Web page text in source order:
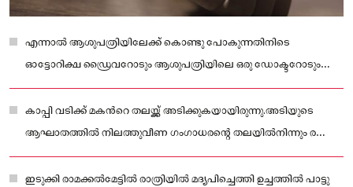
എന്നാൽ ആശുപത്രിയിലേക്ക് കൊണ്ടു പോകുന്നതിനിടെ
ഓട്ടോറിക്ഷ ഡ്രൈവറോടും ആശുപത്രിയിലെ ഒരു ഡോക്ടറോടും
താൻ വടിയെടുത്ത് അടിച്ചിരുന്നതായി പറഞ്ഞതാണ്
നിർണായകമായ
കാപ്പി വടിക്ക് മകന്‍റെ തലയ്ക്ക് അടിക്കുകയായിരുന്നു.അടിയുടെ
ആഘാതത്തിൽ നിലത്തുവീണ ഗംഗാധരന്റെ തലയിൽനിന്നും രക്തം
വാർന്നാണ് മരിച്ചത്.
ഇടുക്കി രാമക്കൽമേട്ടിൽ രാത്രിയിൽ മദ്യപിച്ചെത്തി ഉച്ചത്തിൽ പാട്ടു